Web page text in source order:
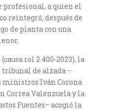
profesional, a quien el
reintegró, después de
de planta con una
rol 2.400-2023), la
tribunal de alzada –
ministros Iván Corona
Correa Valenzuela y la
Fuentes– acogió la